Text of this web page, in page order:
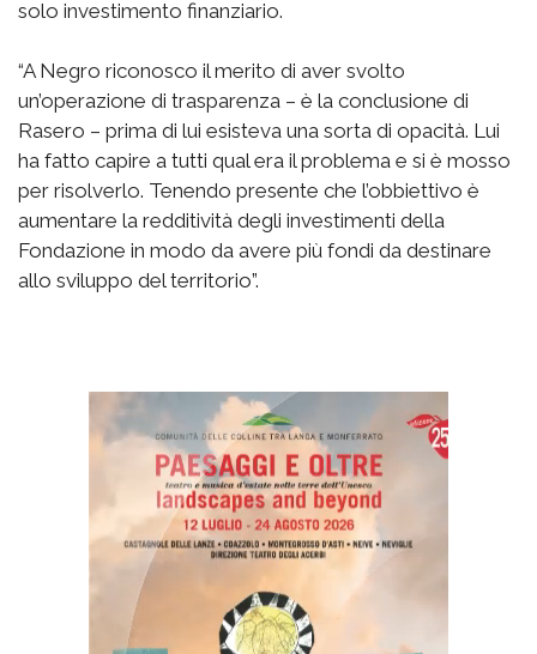
solo investimento finanziario.
“A Negro riconosco il merito di aver svolto
un’operazione di trasparenza – è la conclusione di
Rasero – prima di lui esisteva una sorta di opacità. Lui
ha fatto capire a tutti qual era il problema e si è mosso
per risolverlo. Tenendo presente che l’obbiettivo è
aumentare la redditività degli investimenti della
Fondazione in modo da avere più fondi da destinare
allo sviluppo del territorio”.